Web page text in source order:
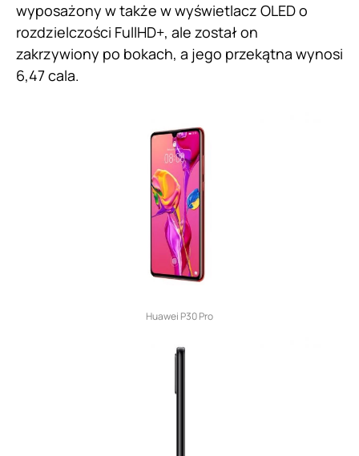
wyposażony w także w wyświetlacz OLED o
rozdzielczości FullHD+, ale został on
zakrzywiony po bokach, a jego przekątna wynosi
6,47 cala.
Huawei P30 Pro